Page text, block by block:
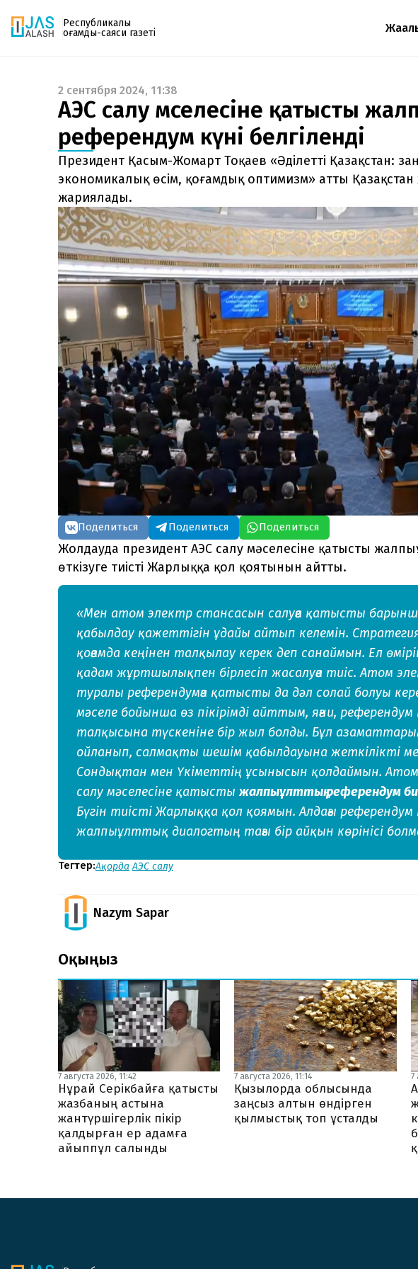
Республикалық
қоғамдық-саяси газеті
Газетке жазылу
PDF форматтағы газетті ай сайын электронды
поштаңызға алып отырыңыз. Жаңа нөмір
шыққан сәтте сізге бірден жіберіледі. Тек email
енгізіңіз, біз қалғанын өзіміз жібереміз.
2 сентября 2024, 11:38
АЭС салу мәселесіне қатысты
референдум күні белгіленді
Президент Қасым-Жомарт Тоқаев «Әділетті Қазақстан:
экономикалық өсім, қоғамдық оптимизм» атты
жариялады.
Поделиться Поделиться Поделиться
Жолдауда президент АЭС салу мәселесіне қатысты
өткізуге тиісті Жарлыққа қол қоятынын айтты.
«Мен атом электр стансасын салуға қатысты
қабылдау қажеттігін ұдайы айтып келемін.
қоғамда кеңінен талқылау керек деп санаймын. Ел
қадам жұртшылықпен бірлесіп жасалуға тиіс. Атом
туралы референдумға қатысты да дәл солай болуы
мәселе бойынша өз пікірімді айттым, яғни,
талқысына түскеніне бір жыл болды. Бұл
ойланып, салмақты шешім қабылдауына жеткілікті
Сондықтан мен Үкіметтің ұсынысын қолдаймын.
салу мәселесіне қатыстыжалпыұлттық референдум
Бүгін тиісті Жарлыққа қол қоямын. Алдағы
жалпыұлттық диалогтың тағы бір айқын көрінісі
Тегтер:Ақорда АЭС салу
Nazym Sapar
Оқыңыз
7 августа 2026, 11:42
Нұрай Серікбайға қатысты
жазбаның астына
жантүршігерлік пікір
қалдырған ер адамға
айыппұл салынды
7 августа 2026, 11:14
Қызылорда облысында
заңсыз алтын өндірген
қылмыстық топ ұсталды
7